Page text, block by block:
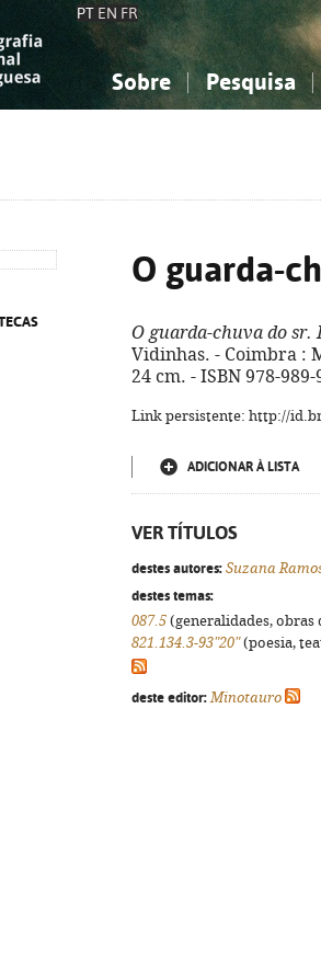
PT EN FR
Sobre Pesquisa
O guarda-
O guarda-chuva do sr.
Vidinhas. - Coimbra :
24 cm. - ISBN 978-989-
Link persistente: http://
ADICIONAR À LISTA
VER TÍTULOS
destes autores: Suzana
destes temas:
087.5 (generalidades,
821.134.3-93"20"(poesia,
deste editor: Minotauro